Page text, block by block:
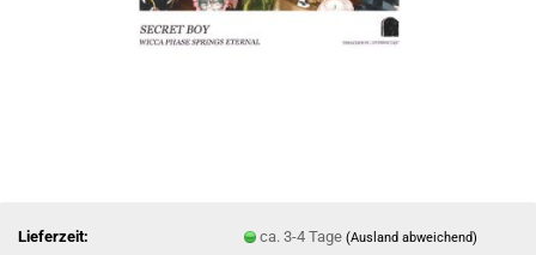
Lieferzeit: ca. 3-4 Tage(Ausland abweichend)